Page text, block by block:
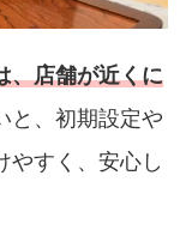
、店舗が近くに
と、初期設定や
やすく、安心し